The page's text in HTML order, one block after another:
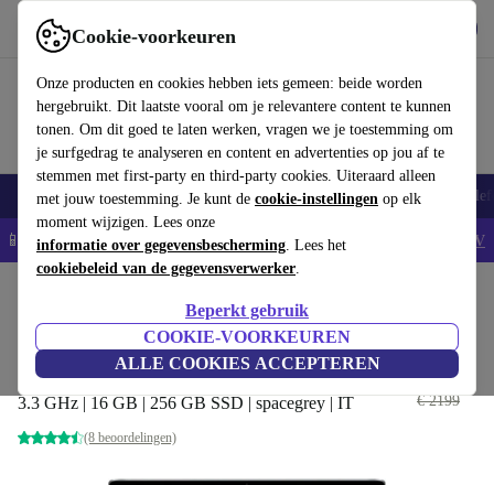
Cookie-voorkeuren
Onze producten en cookies hebben iets gemeen: beide worden
hergebruikt. Dit laatste vooral om je relevantere content te kunnen
tonen. Om dit goed te laten werken, vragen we je toestemming om
je surfgedrag te analyseren en content en advertenties op jou af te
stemmen met first-party en third-party cookies. Uiteraard alleen
met jouw toestemming. Je kunt de cookie-instellingen op elk
moment wijzigen. Lees onze
informatie over gegevensbescherming. Lees het
cookiebeleid van de gegevensverwerker.
Beperkt gebruik
COOKIE-VOORKEUREN
ALLE COOKIES ACCEPTEREN
Gebruik refurbed snel en eenvoudig
Smartphones Laptops Tablets Smartwatches Accessoires
📱5% EXTRA korting op alle iPhones – Code: IPHONEDEAL - AV
Apple MacBook Pro 2016 | 13.3-
inch | Touch Bar
3.3 GHz | 16 GB | 256 GB SSD | spacegrey | IT
(8 beoordelingen)
€ 399
€ 2199